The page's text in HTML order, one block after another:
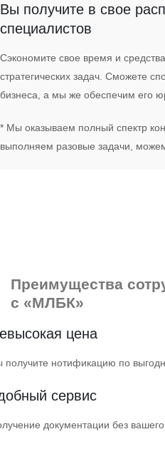
Вы получите в свое
специалистов
Сэкономите свое время и
стратегических задач. Сможете
бизнеса, а мы же обеспечим его
* Мы оказываем полный спектр
выполняем разовые задачи, можем
Преимущества
с «МЛБК»
цена
получите нотификацию по
сервис
документации без вашего